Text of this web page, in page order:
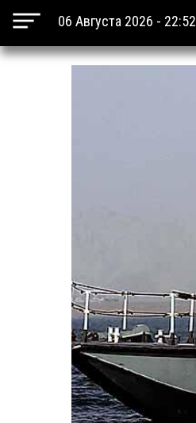
06 Августа 2026 - 22:52